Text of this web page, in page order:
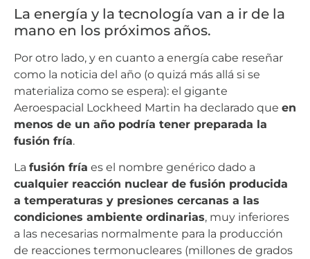
La energía y la tecnología van a ir de la
mano en los próximos años.
Por otro lado, y en cuanto a energía cabe reseñar
como la noticia del año (o quizá más allá si se
materializa como se espera): el gigante
Aeroespacial Lockheed Martin ha declarado que en
menos de un año podría tener preparada la
fusión fría.
La fusión fría es el nombre genérico dado a
cualquier reacción nuclear de fusión producida
a temperaturas y presiones cercanas a las
condiciones ambiente ordinarias, muy inferiores
a las necesarias normalmente para la producción
de reacciones termonucleares (millones de grados